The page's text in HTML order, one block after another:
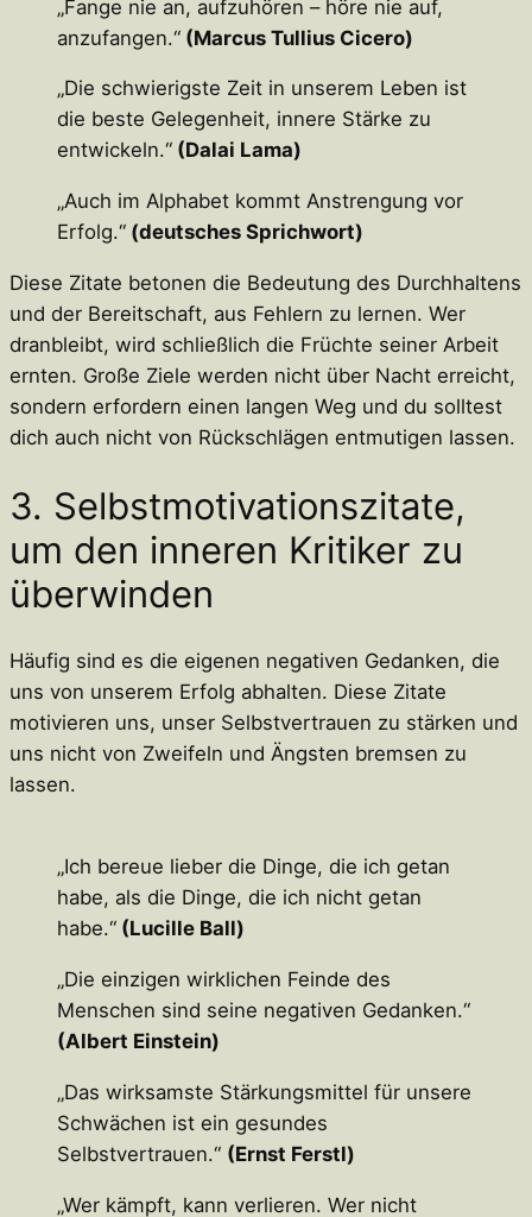
„Fange nie an, aufzuhören – höre nie auf,
anzufangen.“ (Marcus Tullius Cicero)
„Die schwierigste Zeit in unserem Leben ist
die beste Gelegenheit, innere Stärke zu
entwickeln.“ (Dalai Lama)
„Auch im Alphabet kommt Anstrengung vor
Erfolg.“ (deutsches Sprichwort)
Diese Zitate betonen die Bedeutung des Durchhaltens
und der Bereitschaft, aus Fehlern zu lernen. Wer
dranbleibt, wird schließlich die Früchte seiner Arbeit
ernten. Große Ziele werden nicht über Nacht erreicht,
sondern erfordern einen langen Weg und du solltest
dich auch nicht von Rückschlägen entmutigen lassen.
3. Selbstmotivationszitate,
um den inneren Kritiker zu
überwinden
Häufig sind es die eigenen negativen Gedanken, die
uns von unserem Erfolg abhalten. Diese Zitate
motivieren uns, unser Selbstvertrauen zu stärken und
uns nicht von Zweifeln und Ängsten bremsen zu
lassen.
„Ich bereue lieber die Dinge, die ich getan
habe, als die Dinge, die ich nicht getan
habe.“ (Lucille Ball)
„Die einzigen wirklichen Feinde des
Menschen sind seine negativen Gedanken.“
(Albert Einstein)
„Das wirksamste Stärkungsmittel für unsere
Schwächen ist ein gesundes
Selbstvertrauen.“ (Ernst Ferstl)
„Wer kämpft, kann verlieren. Wer nicht